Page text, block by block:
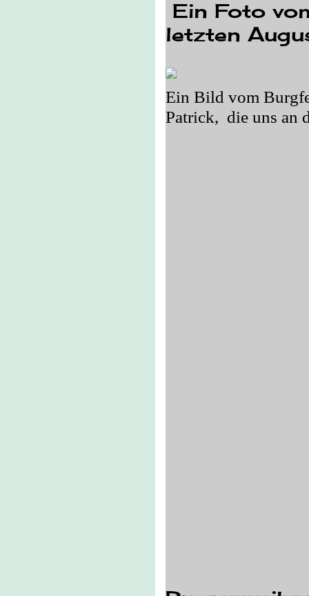
Ein Foto
letzten
Ein Bild vom
Patrick, die uns an